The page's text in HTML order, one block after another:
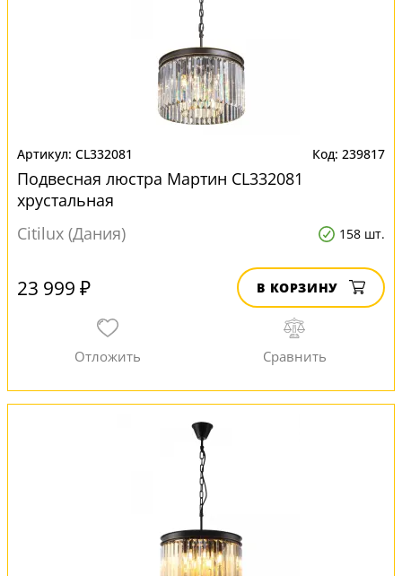
CL332081 239817
Подвесная люстра Мартин CL332081
хрустальная
Citilux (Дания)
158 шт.
23 999 ₽ В КОРЗИНУ